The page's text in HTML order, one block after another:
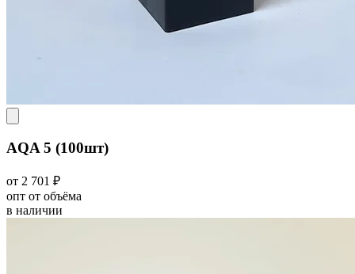
AQA 5 (100шт)
от 2 701 ₽
опт от объёма
в наличии